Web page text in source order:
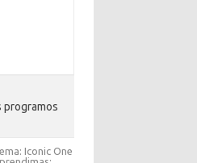
programos
Iconic One